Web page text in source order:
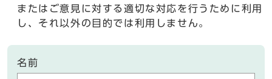
またはご意見に対する適切な対応を行うために利用
し、それ以外の目的では利用しません。
名前